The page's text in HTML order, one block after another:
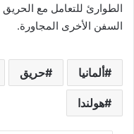
الطوارئ للتعامل مع الحريق
السفن الأخرى المجاورة.
ألمانيا حريق
هولندا